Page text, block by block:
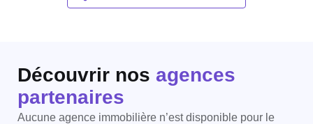
Découvrir nos agences
partenaires
Aucune agence immobilière n’est disponible pour le